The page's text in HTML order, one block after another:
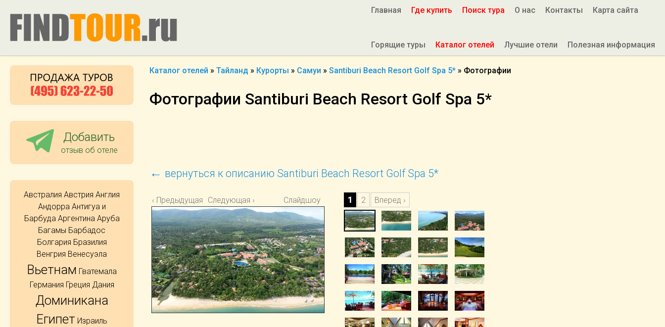
Главная Где купить Поиск тура О нас Контакты Карта сайта
Горящие туры Каталог отелей Лучшие отели Полезная информация
Каталог отелей » Тайланд » Курорты » Самуи » Santiburi Beach Resort Golf Spa 5* » Фотографии
Фотографии Santiburi Beach Resort Golf Spa 5*
← вернуться к описанию Santiburi Beach Resort Golf Spa 5*
‹ Предыдущая Следующая › Слайдшоу 1 2 Вперед ›
Добавить
отзыв об отеле
Австралия Австрия Англия
Андорра Антигуа и
Барбуда Аргентина Аруба
Багамы Барбадос
Болгария Бразилия
Венгрия Венесуэла
Вьетнам Гватемала
Германия Греция Дания
Доминикана
Египет Израиль